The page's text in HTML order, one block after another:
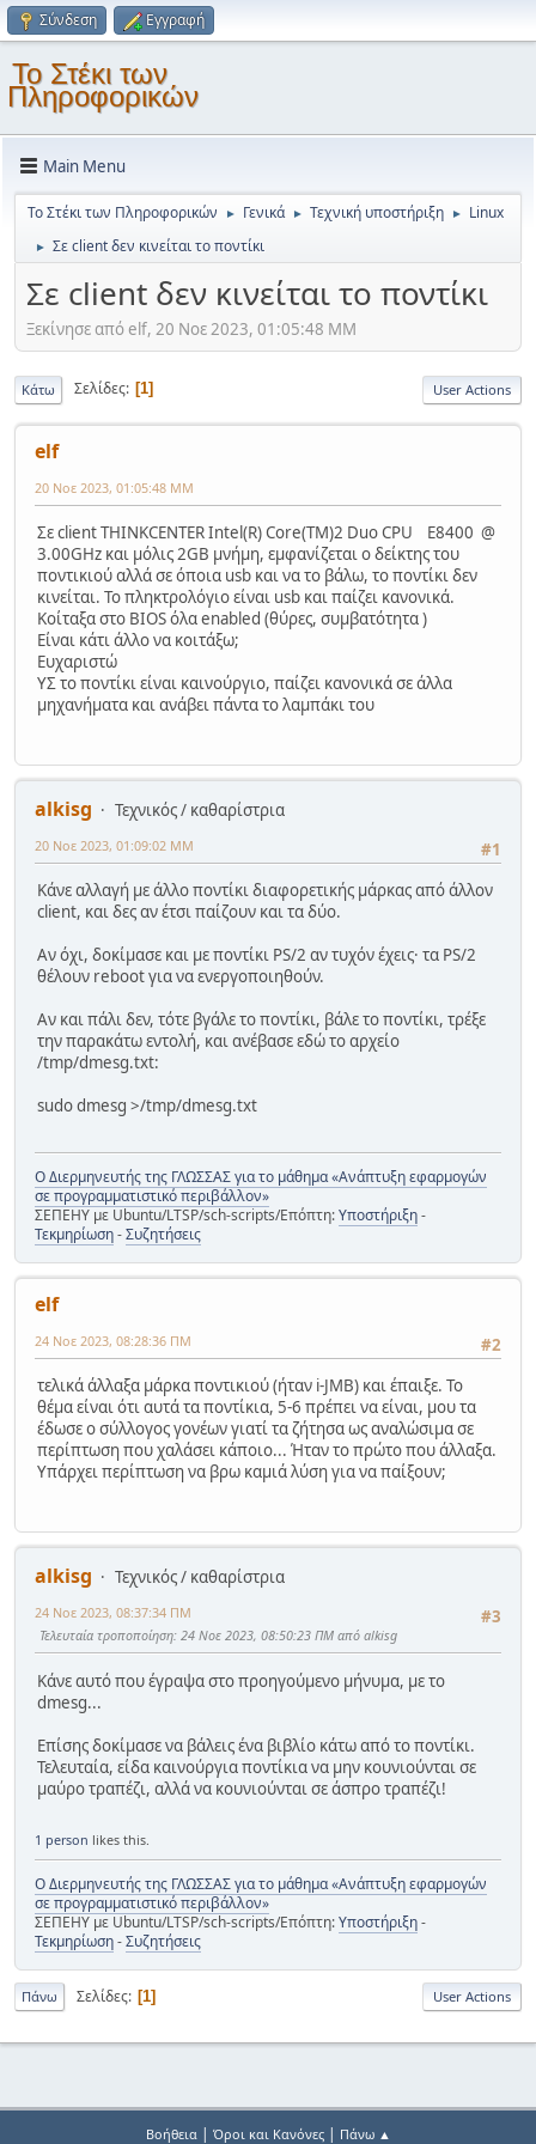
Σύνδεση Εγγραφή
Το Στέκι των
Πληροφορικών
Main Menu
Το Στέκι των Πληροφορικών ► Γενικά ► Τεχνική υποστήριξη ► Linux
► Σε client δεν κινείται το ποντίκι
Σε client δεν κινείται το ποντίκι
Ξεκίνησε από elf, 20 Νοε 2023, 01:05:48 ΜΜ
Κάτω Σελίδες 1 User Actions
elf
20 Νοε 2023, 01:05:48 ΜΜ
Σε client THINKCENTER Intel(R) Core(TM)2 Duo CPU E8400 @
3.00GHz και μόλις 2GB μνήμη, εμφανίζεται ο δείκτης του
ποντικιού αλλά σε όποια usb και να το βάλω, το ποντίκι δεν
κινείται. Το πληκτρολόγιο είναι usb και παίζει κανονικά.
Κοίταξα στο BIOS όλα enabled (θύρες, συμβατότητα )
Είναι κάτι άλλο να κοιτάξω;
Ευχαριστώ
ΥΣ το ποντίκι είναι καινούργιο, παίζει κανονικά σε άλλα
μηχανήματα και ανάβει πάντα το λαμπάκι του
alkisg
Τεχνικός / καθαρίστρια
#1
20 Νοε 2023, 01:09:02 ΜΜ
Κάνε αλλαγή με άλλο ποντίκι διαφορετικής μάρκας από άλλον
client, και δες αν έτσι παίζουν και τα δύο.
Αν όχι, δοκίμασε και με ποντίκι PS/2 αν τυχόν έχεις· τα PS/2
θέλουν reboot για να ενεργοποιηθούν.
Αν και πάλι δεν, τότε βγάλε το ποντίκι, βάλε το ποντίκι, τρέξε
την παρακάτω εντολή, και ανέβασε εδώ το αρχείο
/tmp/dmesg.txt:
sudo dmesg >/tmp/dmesg.txt
Ο Διερμηνευτής της ΓΛΩΣΣΑΣ για το μάθημα «Ανάπτυξη εφαρμογών
σε προγραμματιστικό περιβάλλον»
ΣΕΠΕΗΥ με Ubuntu/LTSP/sch-scripts/Επόπτη:Υποστήριξη-
Τεκμηρίωση-Συζητήσεις
elf
#2
24 Νοε 2023, 08:28:36 ΠΜ
τελικά άλλαξα μάρκα ποντικιού (ήταν i-JMB) και έπαιξε. Το
θέμα είναι ότι αυτά τα ποντίκια, 5-6 πρέπει να είναι, μου τα
έδωσε ο σύλλογος γονέων γιατί τα ζήτησα ως αναλώσιμα σε
περίπτωση που χαλάσει κάποιο... Ήταν το πρώτο που άλλαξα.
Υπάρχει περίπτωση να βρω καμιά λύση για να παίξουν;
alkisg
Τεχνικός / καθαρίστρια
#3
24 Νοε 2023, 08:37:34 ΠΜ
Τελευταία τροποποίηση: 24 Νοε 2023, 08:50:23 ΠΜ από alkisg
Κάνε αυτό που έγραψα στο προηγούμενο μήνυμα, με το
dmesg...
Επίσης δοκίμασε να βάλεις ένα βιβλίο κάτω από το ποντίκι.
Τελευταία, είδα καινούργια ποντίκια να μην κουνιούνται σε
μαύρο τραπέζι, αλλά να κουνιούνται σε άσπρο τραπέζι!
1 person likes this.
Ο Διερμηνευτής της ΓΛΩΣΣΑΣ για το μάθημα «Ανάπτυξη εφαρμογών
σε προγραμματιστικό περιβάλλον»
ΣΕΠΕΗΥ με Ubuntu/LTSP/sch-scripts/Επόπτη:Υποστήριξη-
Τεκμηρίωση-Συζητήσεις
Πάνω Σελίδες 1 User Actions
Βοήθεια| Όροι και Κανόνες| Πάνω ▲